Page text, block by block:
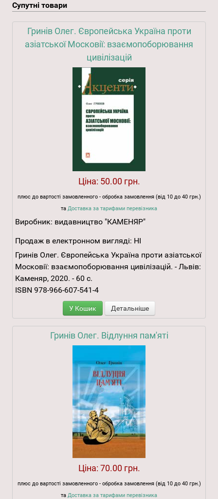
Супутні товари
Гринів Олег. Європейська Україна проти
азіатської Московії: взаємопоборювання
цивілізацій
Ціна: 50.00 грн.
плюс до вартості замовленного - обробка замовлення (від 10 до 40 грн.)
та Доставка за тарифами перевізника
Виробник: видавництво "КАМЕНЯР"
Продаж в електронном вигляді: НІ
Гринів Олег. Європейська Україна проти азіатської
Московії: взаємопоборювання цивілізацій. - Львів:
Каменяр, 2020. - 60 с.
ISBN 978-966-607-541-4
У Кошик Детальніше
Гринів Олег. Відлуння пам'яті
Ціна: 70.00 грн.
плюс до вартості замовленного - обробка замовлення (від 10 до 40 грн.)
та Доставка за тарифами перевізника